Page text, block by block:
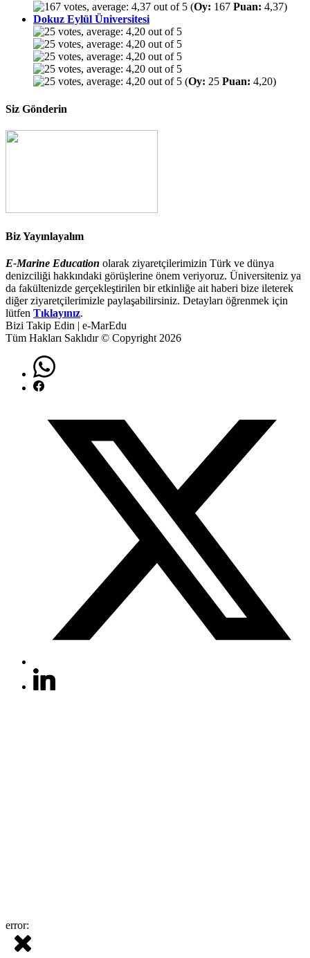
(Oy: 167 Puan: 4,37)
Dokuz Eylül Üniversitesi
(Oy: 25 Puan: 4,20)
Siz Gönderin
Biz Yayınlayalım
E-Marine Education olarak ziyaretçilerimizin Türk ve dünya
denizciliği hakkındaki görüşlerine önem veriyoruz. Üniversiteniz ya
da fakültenizde gerçekleştirilen bir etkinliğe ait haberi bize ileterek
diğer ziyaretçilerimizle paylaşabilirsiniz. Detayları öğrenmek için
lütfen Tıklayınız.
Bizi Takip Edin | e-MarEdu
Tüm Hakları Saklıdır © Copyright 2026
error: